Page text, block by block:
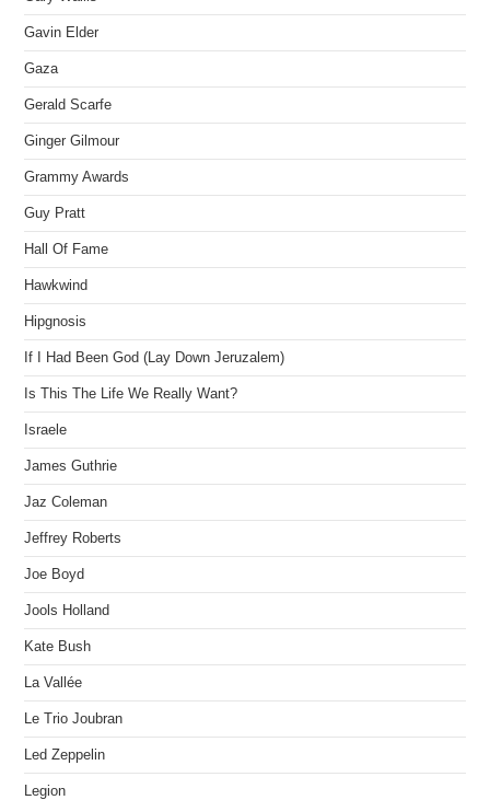
Gavin Elder
Gaza
Gerald Scarfe
Ginger Gilmour
Grammy Awards
Guy Pratt
Hall Of Fame
Hawkwind
Hipgnosis
If I Had Been God (Lay Down Jeruzalem)
Is This The Life We Really Want?
Israele
James Guthrie
Jaz Coleman
Jeffrey Roberts
Joe Boyd
Jools Holland
Kate Bush
La Vallée
Le Trio Joubran
Led Zeppelin
Legion